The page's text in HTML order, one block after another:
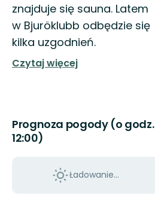
znajduje się sauna. Latem
w Bjuröklubb odbędzie się
kilka uzgodnień.
Czytaj więcej
Prognoza pogody (o godz.
12:00)
Ładowanie...